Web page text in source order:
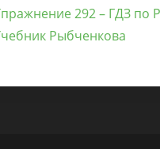
292 – ГДЗ по
Рыбченкова